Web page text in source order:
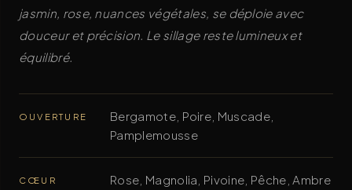
jasmin, rose, nuances végétales, se déploie avec
douceur et précision. Le sillage reste lumineux et
équilibré.
OUVERTURE
Bergamote, Poire, Muscade,
Pamplemousse
CŒUR Rose, Magnolia, Pivoine, Pêche, Ambre